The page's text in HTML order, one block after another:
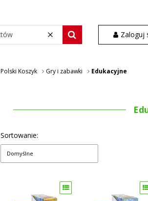
WyczyśćSzukaj wśród 30 000Zaloguj
Polski Koszyk Gry i zabawki Edukacyjne
Sortowanie:
Domyślne